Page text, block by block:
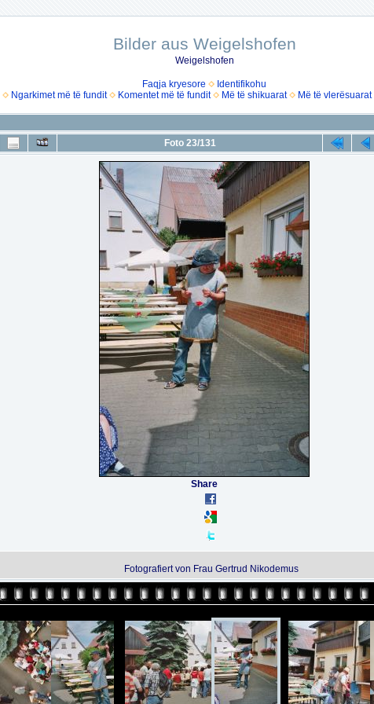
Bilder aus Weigelshofen
Weigelshofen
Faqja kryesore
Identifikohu
Ngarkimet më të fundit Komentet më të fundit Më të shikuarat Më të vlerësuarat
Foto 23/131
Share
Fotografiert von Frau Gertrud Nikodemus